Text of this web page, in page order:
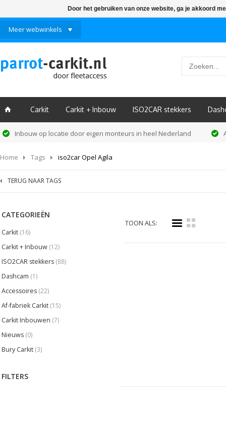
Meer webwinkels
ï Carkit Carkit + Inbouw ISO2CAR stekkers
Inbouw op locatie door eigen monteurs in heel Nederland
Home Tags iso2car Opel Agila
TERUG NAAR TAGS
CATEGORIEËN
Carkit (16)
Carkit + Inbouw (12)
ISO2CAR stekkers (88)
Dashcam (1)
Accessoires (22)
Af-fabriek Carkit (15)
Carkit Inbouwen (7)
Nieuws (0)
Bury Carkit (3)
FILTERS
TOON ALS: i k
Door het gebruiken van onze website, ga je akkoord